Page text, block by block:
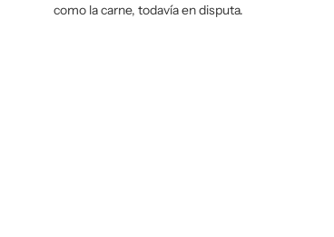
como la carne, todavía en disputa.